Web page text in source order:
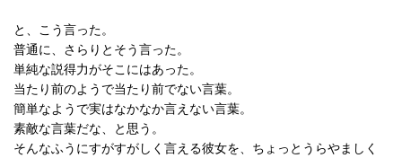
と、こう言った。
普通に、さらりとそう言った。
単純な説得力がそこにはあった。
当たり前のようで当たり前でない言葉。
簡単なようで実はなかなか言えない言葉。
素敵な言葉だな、と思う。
そんなふうにすがすがしく言える彼女を、ちょっとうらやましく